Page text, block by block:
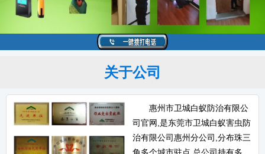
关于公司
惠州市卫城白蚁防治有限公
司官网,是东莞市卫城白蚁害虫防
治有限公司惠州分公司,分布珠三